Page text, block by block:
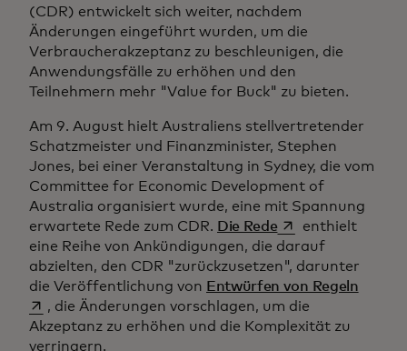
(CDR) entwickelt sich weiter, nachdem
Änderungen eingeführt wurden, um die
Verbraucherakzeptanz zu beschleunigen, die
Anwendungsfälle zu erhöhen und den
Teilnehmern mehr "Value for Buck" zu bieten.
Am 9. August hielt Australiens stellvertretender
Schatzmeister und Finanzminister, Stephen
Jones, bei einer Veranstaltung in Sydney, die vom
Committee for Economic Development of
Australia organisiert wurde, eine mit Spannung
erwartete Rede zum CDR. Die Redewird in einer
enthielt
eine Reihe von Ankündigungen, die darauf
abzielten, den CDR "zurückzusetzen", darunter
die Veröffentlichung von Entwürfen von Regelnwird in
, die Änderungen vorschlagen, um die
Akzeptanz zu erhöhen und die Komplexität zu
verringern.